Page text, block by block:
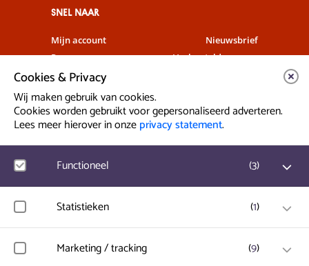
SNEL NAAR
Mijn account
Nieuwsbrief
Programma
Veelgestelde vragen
Partners & Sponsoren
Artiesten info
Prinsegracht 12
info@paard.nl
070 750 34 34
Cookies & Privacy
Wij maken gebruik van cookies.
Cookies worden gebruikt voor gepersonaliseerd adverteren.
Lees meer hierover in onzeprivacy statement.
Functioneel (3)
Google Analytics
gemeten en gebruikersgegevens worden anoniem
verzameld.
Statistieken (1)
Hotjar Marketing / tracking (9)